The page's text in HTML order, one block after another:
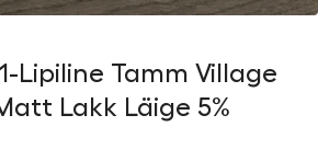
Lipiline Tamm Village
Lakk Läige 5%